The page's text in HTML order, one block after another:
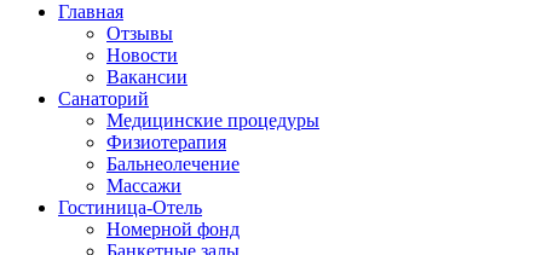
Главная
Отзывы
Новости
Вакансии
Санаторий
Медицинские процедуры
Физиотерапия
Бальнеолечение
Массажи
Гостиница-Отель
Номерной фонд